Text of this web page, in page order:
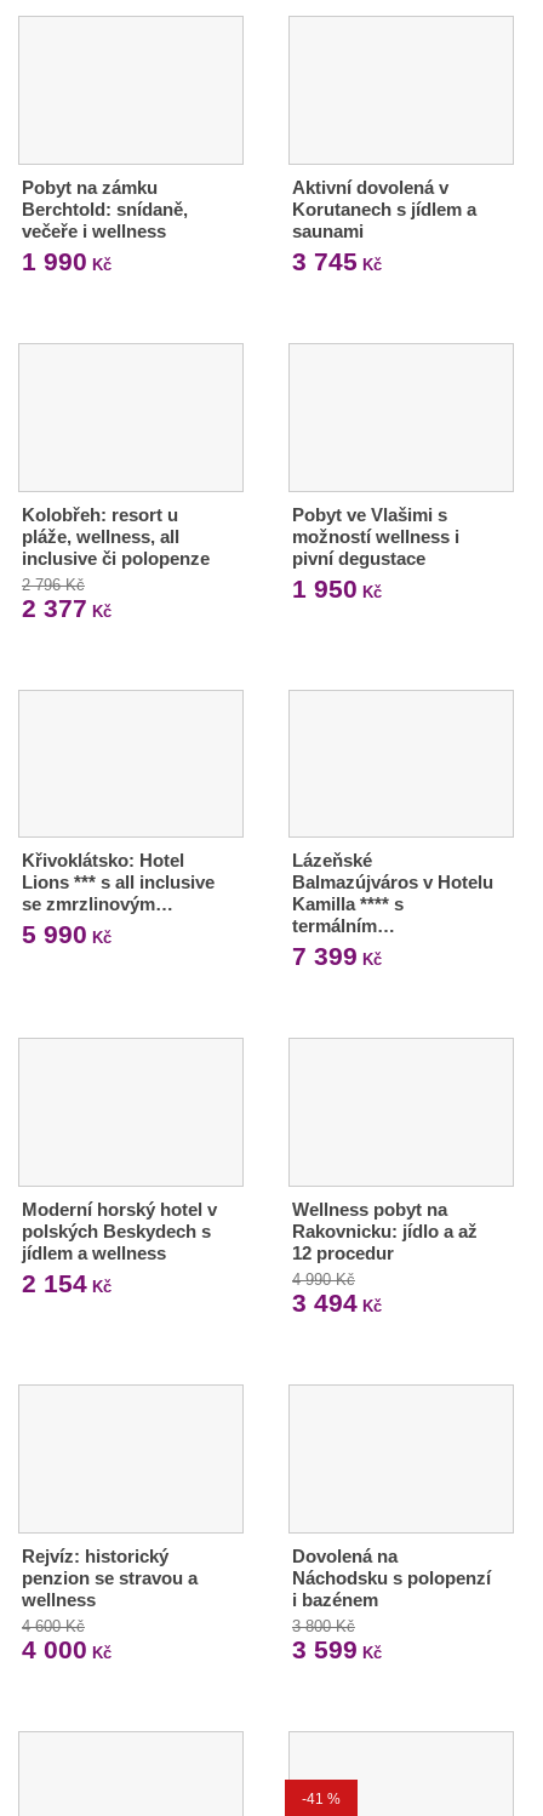
Pobyt na zámku
Berchtold: snídaně,
večeře i wellness
1 990 Kč
Aktivní dovolená v
Korutanech s jídlem a
saunami
3 745 Kč
Kolobřeh: resort u
pláže, wellness, all
inclusive či polopenze
2 796 Kč
2 377 Kč
Pobyt ve Vlašimi s
možností wellness i
pivní degustace
1 950 Kč
Křivoklátsko: Hotel
Lions *** s all inclusive
se zmrzlinovým…
5 990 Kč
Lázeňské
Balmazújváros v Hotelu
Kamilla **** s
termálním…
7 399 Kč
Moderní horský hotel v
polských Beskydech s
jídlem a wellness
2 154 Kč
Wellness pobyt na
Rakovnicku: jídlo a až
12 procedur
4 990 Kč
3 494Kč
Rejvíz: historický
penzion se stravou a
wellness
4 600 Kč
4 000 Kč
Dovolená na
Náchodsku s polopenzí
i bazénem
3 800 Kč
3 599 Kč
-41 %